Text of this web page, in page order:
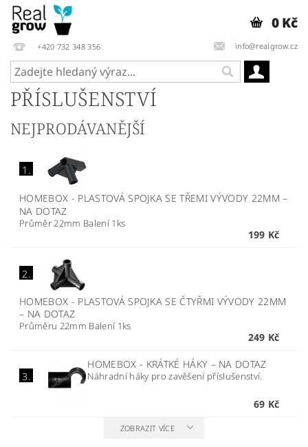
+420 732 348 356 info@realgrow.cz
0 Kč
PŘÍSLUŠENSTVÍ
NEJPRODÁVANĚJŠÍ
1.
HOMEBOX - PLASTOVÁ SPOJKA SE TŘEMI VÝVODY 22MM–
NA DOTAZ
Průměr 22mm Balení 1ks
199 Kč
2.
HOMEBOX - PLASTOVÁ SPOJKA SE ČTYŘMI VÝVODY 22MM
– NA DOTAZ
Průměru 22mm Balení 1ks
249 Kč
3.
HOMEBOX - KRÁTKÉ HÁKY – NA DOTAZ
Náhradní háky pro zavěšení příslušenství.
69 Kč
ZOBRAZIT VÍCE